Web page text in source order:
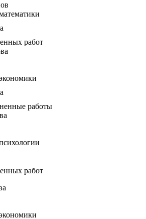
работ
работы
работ